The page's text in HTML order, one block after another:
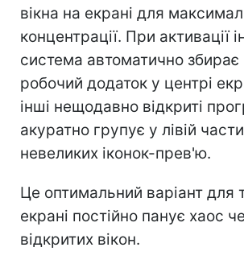
вікна на екрані для
концентрації. При активації
система автоматично збирає
робочий додаток у центрі
інші нещодавно відкриті
акуратно групує у лівій
невеликих іконок-прев'ю.
Це оптимальний варіант для
екрані постійно панує хаос
відкритих вікон.